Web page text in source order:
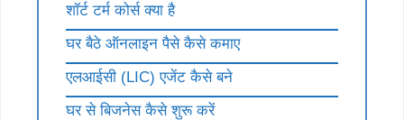
शॉर्ट टर्म कोर्स क्या है
घर बैठे ऑनलाइन पैसे कैसे कमाए
एलआईसी (LIC) एजेंट कैसे बने
घर से बिजनेस कैसे शुरू करें